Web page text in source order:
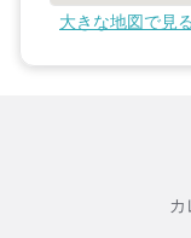
大きな地図で見る